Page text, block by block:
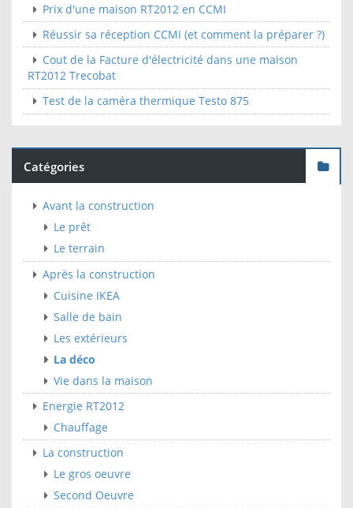
Prix d'une maison RT2012 en CCMI
Réussir sa réception CCMI (et comment la préparer ?)
Cout de la Facture d'électricité dans une maison
RT2012 Trecobat
Test de la caméra thermique Testo 875
Catégories
Avant la construction
Le prêt
Le terrain
Après la construction
Cuisine IKEA
Salle de bain
Les extérieurs
La déco
Vie dans la maison
Energie RT2012
Chauffage
La construction
Le gros oeuvre
Second Oeuvre